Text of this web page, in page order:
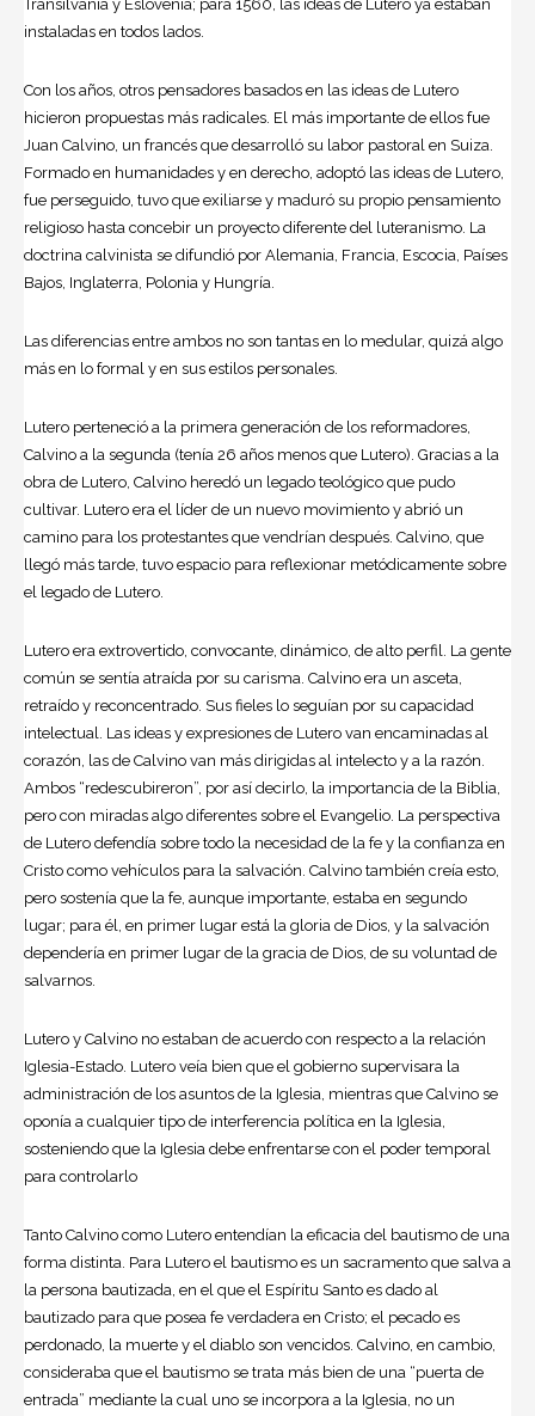
Transilvania y Eslovenia; para 1560, las ideas de Lutero ya estaban
instaladas en todos lados.
Con los años, otros pensadores basados en las ideas de Lutero
hicieron propuestas más radicales. El más importante de ellos fue
Juan Calvino, un francés que desarrolló su labor pastoral en Suiza.
Formado en humanidades y en derecho, adoptó las ideas de Lutero,
fue perseguido, tuvo que exiliarse y maduró su propio pensamiento
religioso hasta concebir un proyecto diferente del luteranismo. La
doctrina calvinista se difundió por Alemania, Francia, Escocia, Países
Bajos, Inglaterra, Polonia y Hungría.
Las diferencias entre ambos no son tantas en lo medular, quizá algo
más en lo formal y en sus estilos personales.
Lutero perteneció a la primera generación de los reformadores,
Calvino a la segunda (tenía 26 años menos que Lutero). Gracias a la
obra de Lutero, Calvino heredó un legado teológico que pudo
cultivar. Lutero era el líder de un nuevo movimiento y abrió un
camino para los protestantes que vendrían después. Calvino, que
llegó más tarde, tuvo espacio para reflexionar metódicamente sobre
el legado de Lutero.
Lutero era extrovertido, convocante, dinámico, de alto perfil. La gente
común se sentía atraída por su carisma. Calvino era un asceta,
retraído y reconcentrado. Sus fieles lo seguían por su capacidad
intelectual. Las ideas y expresiones de Lutero van encaminadas al
corazón, las de Calvino van más dirigidas al intelecto y a la razón.
Ambos “redescubireron”, por así decirlo, la importancia de la Biblia,
pero con miradas algo diferentes sobre el Evangelio. La perspectiva
de Lutero defendía sobre todo la necesidad de la fe y la confianza en
Cristo como vehículos para la salvación. Calvino también creía esto,
pero sostenía que la fe, aunque importante, estaba en segundo
lugar; para él, en primer lugar está la gloria de Dios, y la salvación
dependería en primer lugar de la gracia de Dios, de su voluntad de
salvarnos.
Lutero y Calvino no estaban de acuerdo con respecto a la relación
Iglesia-Estado. Lutero veía bien que el gobierno supervisara la
administración de los asuntos de la Iglesia, mientras que Calvino se
oponía a cualquier tipo de interferencia política en la Iglesia,
sosteniendo que la Iglesia debe enfrentarse con el poder temporal
para controlarlo
Tanto Calvino como Lutero entendían la eficacia del bautismo de una
forma distinta. Para Lutero el bautismo es un sacramento que salva a
la persona bautizada, en el que el Espíritu Santo es dado al
bautizado para que posea fe verdadera en Cristo; el pecado es
perdonado, la muerte y el diablo son vencidos. Calvino, en cambio,
consideraba que el bautismo se trata más bien de una “puerta de
entrada” mediante la cual uno se incorpora a la Iglesia, no un